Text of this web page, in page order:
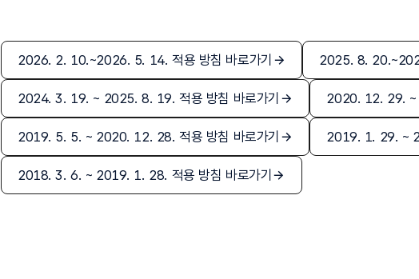
2026. 2. 10.~2026. 5. 14. 적용 방침 바로가기 2025. 8.
2024. 3. 19. ~ 2025. 8. 19. 적용 방침 바로가기 2020. 12. 29. ~
2019. 5. 5. ~ 2020. 12. 28. 적용 방침 바로가기 2019. 1. 29. ~
2018. 3. 6. ~ 2019. 1. 28. 적용 방침 바로가기